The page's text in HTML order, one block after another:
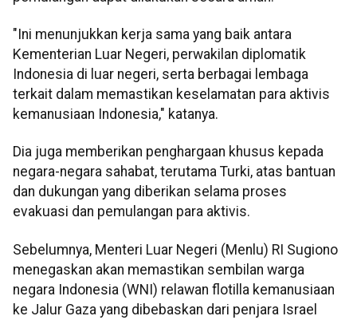
"Ini menunjukkan kerja sama yang baik antara
Kementerian Luar Negeri, perwakilan diplomatik
Indonesia di luar negeri, serta berbagai lembaga
terkait dalam memastikan keselamatan para aktivis
kemanusiaan Indonesia," katanya.
Dia juga memberikan penghargaan khusus kepada
negara-negara sahabat, terutama Turki, atas bantuan
dan dukungan yang diberikan selama proses
evakuasi dan pemulangan para aktivis.
Sebelumnya, Menteri Luar Negeri (Menlu) RI Sugiono
menegaskan akan memastikan sembilan warga
negara Indonesia (WNI) relawan flotilla kemanusiaan
ke Jalur Gaza yang dibebaskan dari penjara Israel